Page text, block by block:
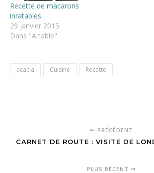
Recette de macarons
inratables…
29 janvier 2015
Dans "A table"
acacia Cuisine Recette
PRÉCÉDENT
CARNET DE ROUTE : VISITE DE
PLUS RÉCENT